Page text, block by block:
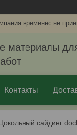
временно не
материалы
Контакты
Цокольный сайдинг